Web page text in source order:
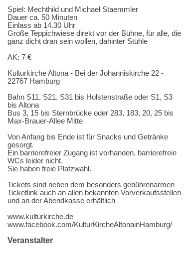
Spiel: Mechthild und Michael Staemmler
Dauer ca. 50 Minuten
Einlass ab 14.30 Uhr
Große Teppichwiese direkt vor der Bühne, für alle, die
ganz dicht dran sein wollen, dahinter Stühle
AK: 7 €
Kulturkirche Altona - Bei der Johanniskirche 22 -
22767 Hamburg
Bahn S11, S21, S31 bis Holstenstraße oder S1, S3
bis Altona
Bus 3, 15 bis Sternbrücke oder 283, 183, 20, 25 bis
Max-Brauer-Allee Mitte
Von Anfang bis Ende ist für Snacks und Getränke
gesorgt.
Ein barrierefreier Zugang ist vorhanden, barrierefreie
WCs leider nicht.
Sie haben freie Platzwahl.
Tickets sind neben dem besonders gebührenarmen
Ticketlink auch an allen bekannten Vorverkaufsstellen
und an der Abendkasse erhältlich
www.kulturkirche.de
www.facebook.com/KulturKircheAltonainHamburg/
Veranstalter